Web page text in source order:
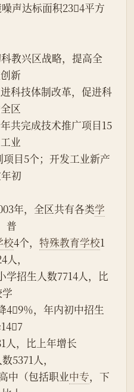
声达标面积234平方
新
科技体制改革，促进科
区
共完成技术推广项目15
业
目5个；开发工业新产
初
年，全区共有各类
学
普
校4个， 特殊教育学校1
，
学招生人数7714人，比
49％，年内初中招生
人，比上年增长
5371人，
中（包括职业中专，下